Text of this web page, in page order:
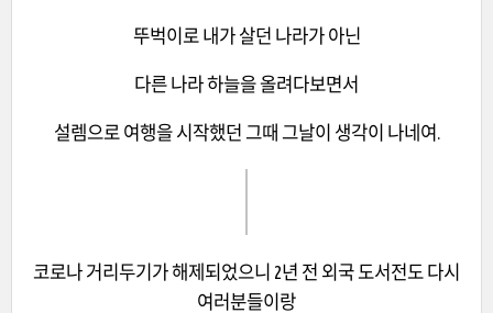
뚜벅이로 내가 살던 나라가 아닌
다른 나라 하늘을 올려다보면서
설렘으로 여행을 시작했던 그때 그날이 생각이 나네여.
코로나 거리두기가 해제되었으니 2년 전 외국 도서전도 다시
여러분들이랑